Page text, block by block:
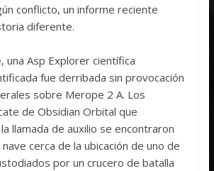
conflicto, un informe reciente
diferente.
una Asp Explorer científica
fue derribada sin provocación
sobre Merope 2 A. Los
de Obsidian Orbital que
llamada de auxilio se encontraron
cerca de la ubicación de uno de
por un crucero de batalla